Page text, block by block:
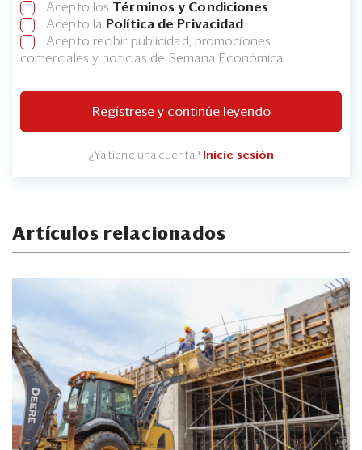
Acepto los Términos y Condiciones
Acepto la Política de Privacidad
Acepto recibir publicidad, promociones
comerciales y noticias de Semana Económica
Regístrese y continúe leyendo
¿Ya tiene una cuenta? Inicie sesión
Artículos relacionados